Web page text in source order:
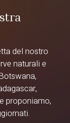
del nostro
naturali e
proponiamo,